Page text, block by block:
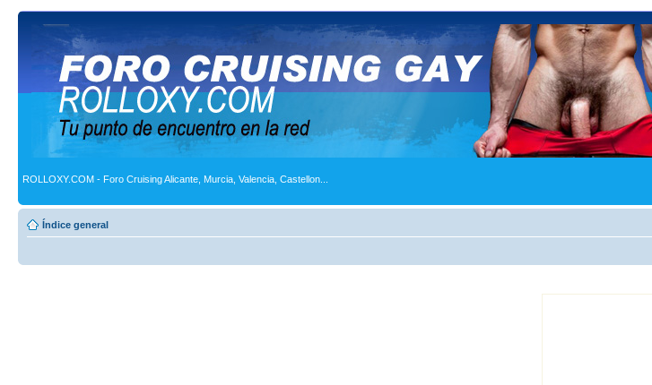
ROLLOXY.COM - Foro Cruising Alicante, Murcia, Valencia, Castellon...
Índice general